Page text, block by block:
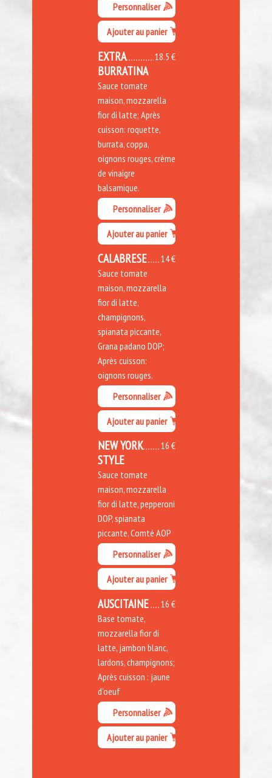
Personnaliser
Ajouter au panier
18.5 €
EXTRA
BURRATINA
Sauce tomate
maison, mozzarella
fior di latte; Après
cuisson: roquette,
burrata, coppa,
oignons rouges, crème
de vinaigre
balsamique.
Personnaliser
Ajouter au panier
14 €
CALABRESE
Sauce tomate
maison, mozzarella
fior di latte,
champignons,
spianata piccante,
Grana padano DOP;
Après cuisson:
oignons rouges.
Personnaliser
Ajouter au panier
16 €
NEW YORK
STYLE
Sauce tomate
maison, mozzarella
fior di latte, pepperoni
DOP, spianata
piccante, Comté AOP
Personnaliser
Ajouter au panier
16 €
AUSCITAINE
Base tomate,
mozzarella fior di
latte, jambon blanc,
lardons, champignons;
Après cuisson : jaune
d'oeuf
Personnaliser
Ajouter au panier